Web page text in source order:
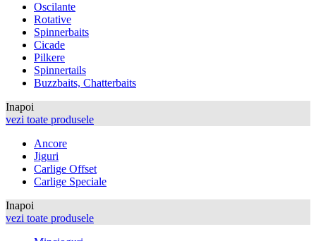
Oscilante
Rotative
Spinnerbaits
Cicade
Pilkere
Spinnertails
Buzzbaits, Chatterbaits
Inapoi
vezi toate produsele
Ancore
Jiguri
Carlige Offset
Carlige Speciale
Inapoi
vezi toate produsele